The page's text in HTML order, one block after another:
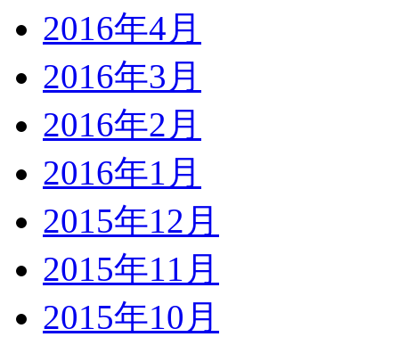
2016年4月
2016年3月
2016年2月
2016年1月
2015年12月
2015年11月
2015年10月